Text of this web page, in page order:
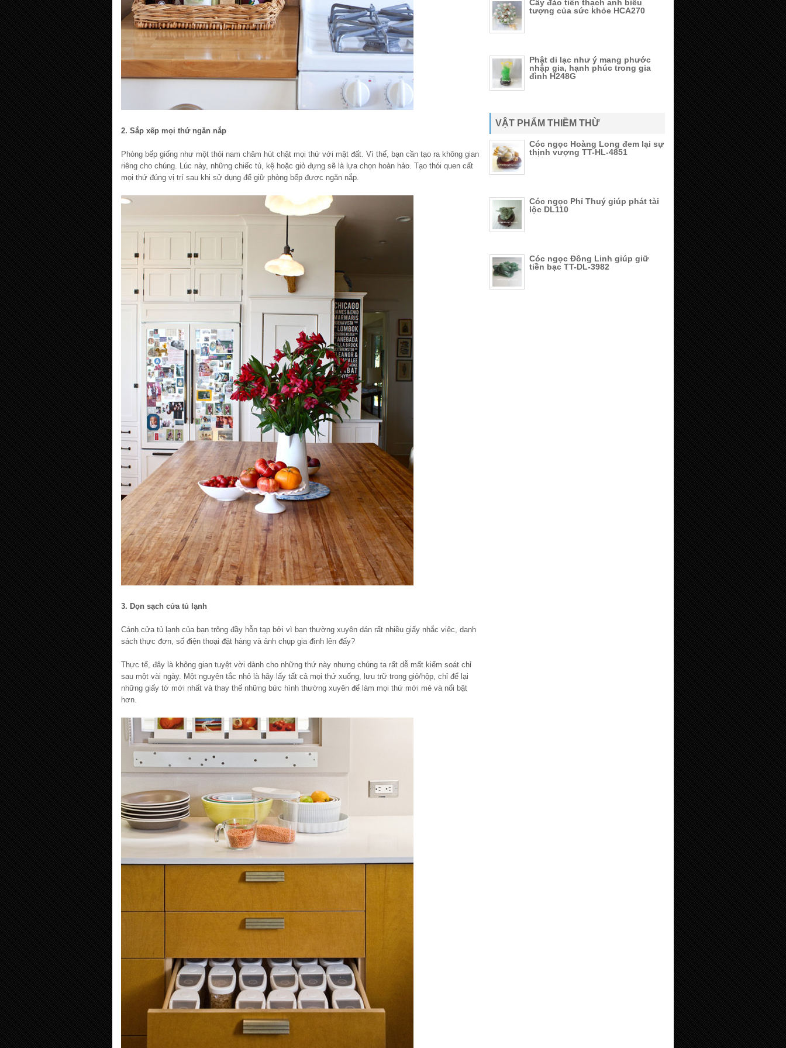
2. Sắp xếp mọi thứ ngăn nắp
Phòng bếp giống như một thỏi nam châm hút chặt mọi thứ với mặt đất. Vì thế, bạn cần tạo ra không gian
riêng cho chúng. Lúc này, những chiếc tủ, kệ hoặc giỏ đựng sẽ là lựa chọn hoàn hảo. Tạo thói quen cất
mọi thứ đúng vị trí sau khi sử dụng để giữ phòng bếp được ngăn nắp.
3. Dọn sạch cửa tủ lạnh
Cánh cửa tủ lạnh của bạn trông đầy hỗn tạp bởi vì bạn thường xuyên dán rất nhiều giấy nhắc việc, danh
sách thực đơn, số điện thoại đặt hàng và ảnh chụp gia đình lên đấy?
Thực tế, đây là không gian tuyệt vời dành cho những thứ này nhưng chúng ta rất dễ mất kiểm soát chỉ
sau một vài ngày. Một nguyên tắc nhỏ là hãy lấy tất cả mọi thứ xuống, lưu trữ trong giỏ/hộp, chỉ để lại
những giấy tờ mới nhất và thay thế những bức hình thường xuyên để làm mọi thứ mới mẻ và nổi bật
hơn.
Cây đào tiên thạch anh biểu
tượng của sức khỏe HCA270
Phật di lạc như ý mang phước
nhập gia, hạnh phúc trong gia
đình H248G
VẬT PHẨM THIỀM THỪ
Cóc ngọc Hoàng Long đem lại sự
thịnh vượng TT-HL-4851
Cóc ngọc Phỉ Thuý giúp phát tài
lộc DL110
Cóc ngọc Đông Linh giúp giữ
tiền bạc TT-DL-3982